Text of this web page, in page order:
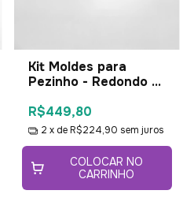
Kit Moldes para
Pezinho - Redondo e
R$449,80
2 x de R$224,90 sem juros
COLOCAR NO
CARRINHO